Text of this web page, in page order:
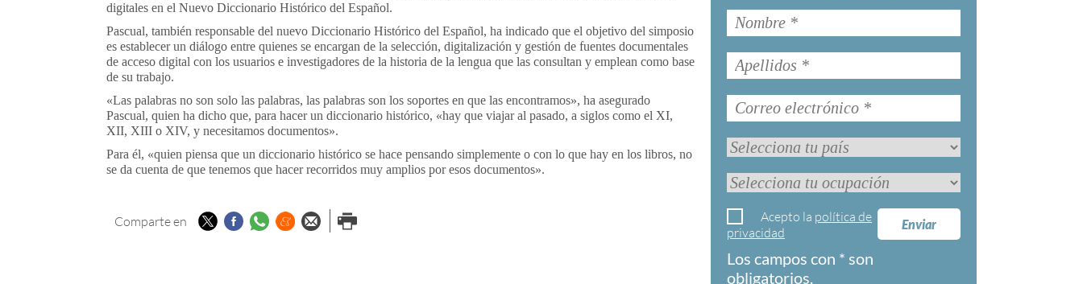
Enviar
Acepto la política de
privacidad
Los campos con * son
obligatorios.
digitales en el Nuevo Diccionario Histórico del Español.
Pascual, también responsable del nuevo Diccionario Histórico del Español, ha indicado que el objetivo del simposio
es establecer un diálogo entre quienes se encargan de la selección, digitalización y gestión de fuentes documentales
de acceso digital con los usuarios e investigadores de la historia de la lengua que las consultan y emplean como base
de su trabajo.
«Las palabras no son solo las palabras, las palabras son los soportes en que las encontramos», ha asegurado
Pascual, quien ha dicho que, para hacer un diccionario histórico, «hay que viajar al pasado, a siglos como el XI,
XII, XIII o XIV, y necesitamos documentos».
Para él, «quien piensa que un diccionario histórico se hace pensando simplemente o con lo que hay en los libros, no
se da cuenta de que tenemos que hacer recorridos muy amplios por esos documentos».
Comparte en TwitterFacebook
Whatsapp
Menéame
Enviar porImprimir